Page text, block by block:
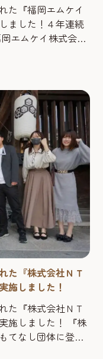
た『福岡エムケイ
ました！４年連続
けを教えてくださ
福岡検定のことを
た『株式会社ＮＴ
施しました！
た『株式会社ＮＴ
ました！ 『株
てなし団体に登録